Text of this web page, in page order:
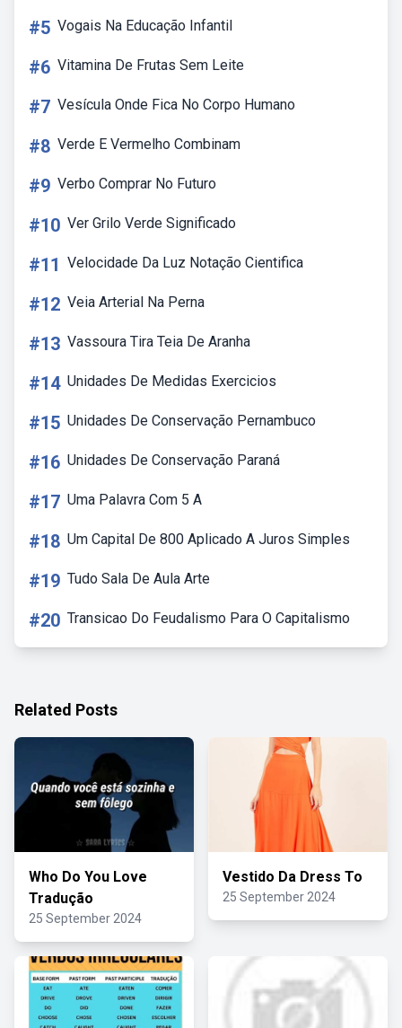
#5 Vogais Na Educação Infantil
#6 Vitamina De Frutas Sem Leite
#7 Vesícula Onde Fica No Corpo Humano
#8 Verde E Vermelho Combinam
#9 Verbo Comprar No Futuro
#10 Ver Grilo Verde Significado
#11 Velocidade Da Luz Notação Cientifica
#12 Veia Arterial Na Perna
#13 Vassoura Tira Teia De Aranha
#14 Unidades De Medidas Exercicios
#15 Unidades De Conservação Pernambuco
#16 Unidades De Conservação Paraná
#17 Uma Palavra Com 5 A
#18 Um Capital De 800 Aplicado A Juros Simples
#19 Tudo Sala De Aula Arte
#20 Transicao Do Feudalismo Para O Capitalismo
Related Posts
Who Do You Love
Tradução
25 September 2024
Vestido Da Dress To
25 September 2024